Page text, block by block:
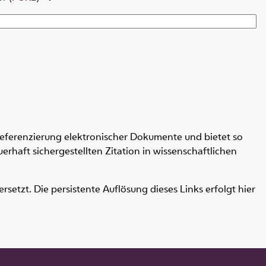
elektronischer Dokumente und bietet so
sichergestellten Zitation in wissenschaftlichen
Die persistente Auflösung dieses Links erfolgt hier